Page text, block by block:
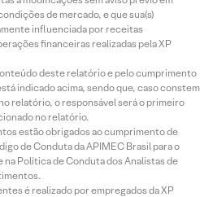
de mercado, e que sua(s)
influenciada por receitas
financeiras realizadas pela XP
deste relatório e pelo cumprimento
indicado acima, sendo que, caso constem
relatório, o responsável será o primeiro
no relatório.
estão obrigados ao cumprimento de
de Conduta da APIMEC Brasil para o
na Política de Conduta dos Analistas de
é realizado por empregados da XP